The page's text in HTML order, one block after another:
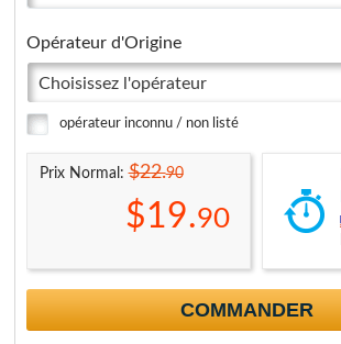
Opérateur d'Origine
Choisissez l'opérateur
opérateur inconnu / non listé
Prix Normal:$22.90
$19.90
COMMANDER